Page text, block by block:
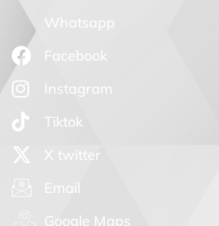
Whatsapp
Facebook
Instagram
Tiktok
X twitter
Email
Google Maps